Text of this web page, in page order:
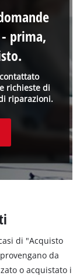
richieste di
riparazioni.
prima,
di "Acquisto
da
o acquistato i